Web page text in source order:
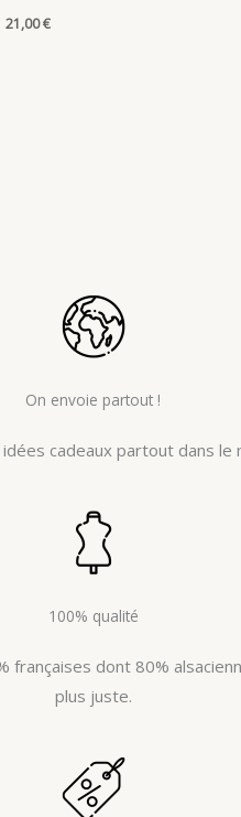
21,00€
On envoie partout !
cadeaux partout dans le
100% qualité
françaises dont 80%
plus juste.